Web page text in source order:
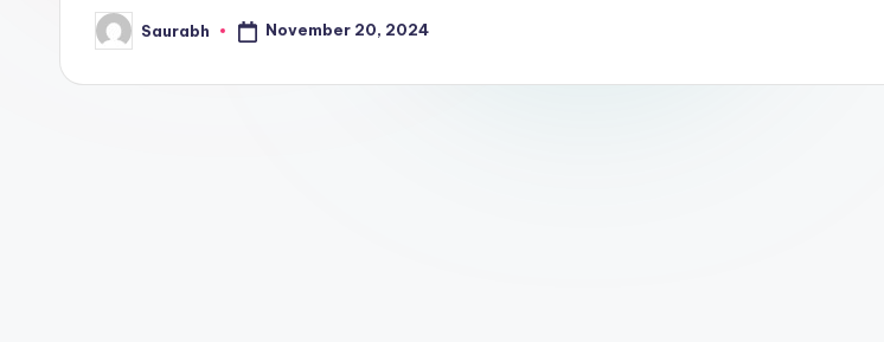
Posted
by
Saurabh November 20, 2024